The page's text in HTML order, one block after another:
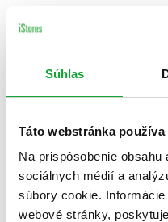
Súhlas
Táto webstránka
Na prispôsobenie
sociálnych médií a
súbory cookie.
webové stránky,